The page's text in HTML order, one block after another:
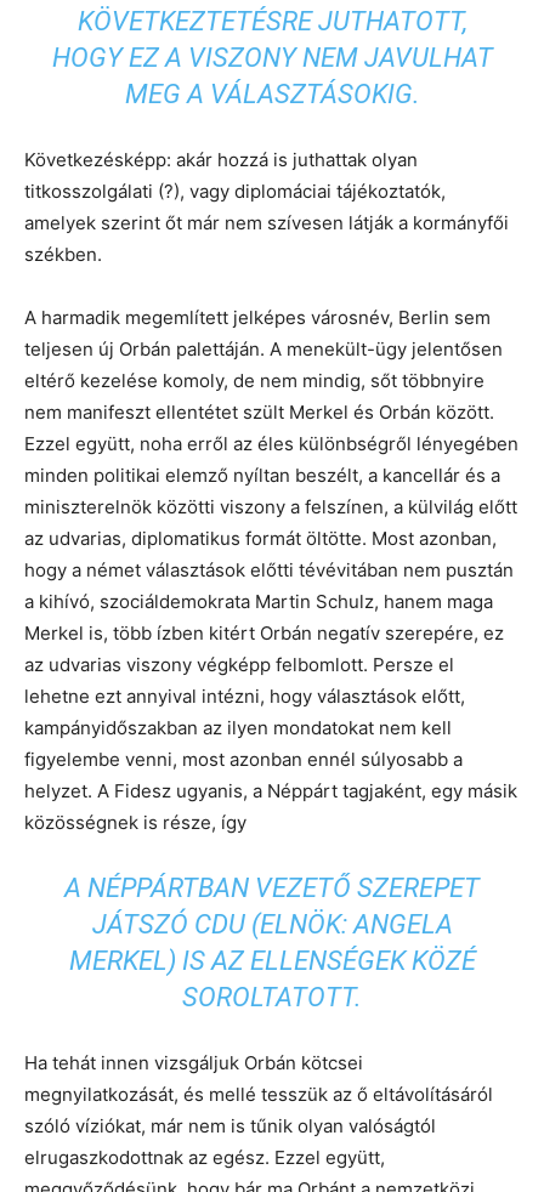
KÖVETKEZTETÉSRE JUTHATOTT,
HOGY EZ A VISZONY NEM JAVULHAT
MEG A VÁLASZTÁSOKIG.
Következésképp: akár hozzá is juthattak olyan
titkosszolgálati (?), vagy diplomáciai tájékoztatók,
amelyek szerint őt már nem szívesen látják a kormányfői
székben.
A harmadik megemlített jelképes városnév, Berlin sem
teljesen új Orbán palettáján. A menekült-ügy jelentősen
eltérő kezelése komoly, de nem mindig, sőt többnyire
nem manifeszt ellentétet szült Merkel és Orbán között.
Ezzel együtt, noha erről az éles különbségről lényegében
minden politikai elemző nyíltan beszélt, a kancellár és a
miniszterelnök közötti viszony a felszínen, a külvilág előtt
az udvarias, diplomatikus formát öltötte. Most azonban,
hogy a német választások előtti tévévitában nem pusztán
a kihívó, szociáldemokrata Martin Schulz, hanem maga
Merkel is, több ízben kitért Orbán negatív szerepére, ez
az udvarias viszony végképp felbomlott. Persze el
lehetne ezt annyival intézni, hogy választások előtt,
kampányidőszakban az ilyen mondatokat nem kell
figyelembe venni, most azonban ennél súlyosabb a
helyzet. A Fidesz ugyanis, a Néppárt tagjaként, egy másik
közösségnek is része, így
A NÉPPÁRTBAN VEZETŐ SZEREPET
JÁTSZÓ CDU (ELNÖK: ANGELA
MERKEL) IS AZ ELLENSÉGEK KÖZÉ
SOROLTATOTT.
Ha tehát innen vizsgáljuk Orbán kötcsei
megnyilatkozását, és mellé tesszük az ő eltávolításáról
szóló víziókat, már nem is tűnik olyan valóságtól
elrugaszkodottnak az egész. Ezzel együtt,